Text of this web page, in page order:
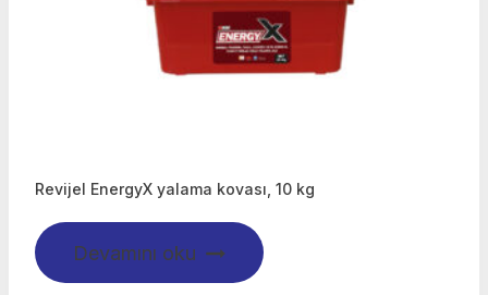
Revijel EnergyX yalama kovası, 10 kg
Devamını oku